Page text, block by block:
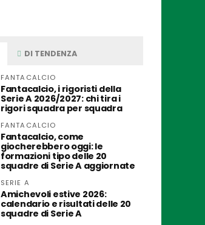
DI TENDENZA
FANTACALCIO
Fantacalcio, i rigoristi della
Serie A 2026/2027: chi tira i
rigori squadra per squadra
FANTACALCIO
Fantacalcio, come
giocherebbero oggi: le
formazioni tipo delle 20
squadre di Serie A aggiornate
SERIE A
Amichevoli estive 2026:
calendario e risultati delle 20
squadre di Serie A